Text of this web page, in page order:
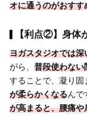
オに通うのがおすす
【利点②】身体
ヨガスタジオでは深
がら、 普段使わない
することで、凝り固
が柔らかくなるんで
が高まると、腰痛や